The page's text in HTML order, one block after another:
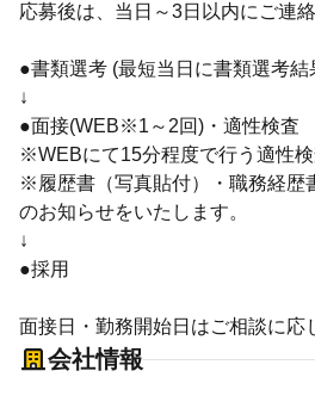
応募後は、当日～3日以内にご連絡
●書類選考 (最短当日に書類選考結
↓
●面接(WEB※1～2回)・適性検査
※WEBにて15分程度で行う適性
※履歴書（写真貼付）・職務経歴
のお知らせをいたします。
↓
●採用
面接日・勤務開始日はご相談に応
会社情報